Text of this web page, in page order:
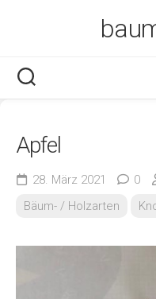
Apfel
28. März 2021 0
Bäum- / Holzarten